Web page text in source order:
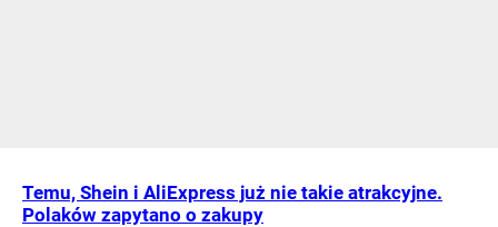
Temu, Shein i AliExpress już nie takie atrakcyjne.
Polaków zapytano o zakupy